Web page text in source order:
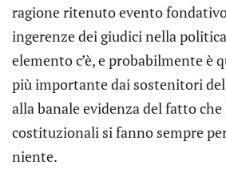
ragione ritenuto evento
ingerenze dei giudici nella
elemento c’è, e probabilmente è
più importante dai sostenitori del
alla banale evidenza del fatto
costituzionali si fanno sempre
niente.